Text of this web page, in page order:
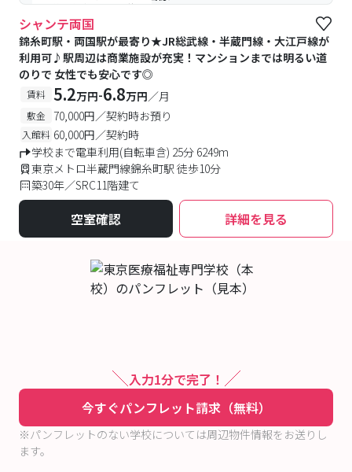
#予約受付中 #空室待ち
シャンテ両国
錦糸町駅・両国駅が最寄り★JR総武線・半蔵門線・大江戸線が
利用可♪駅周辺は商業施設が充実！マンションまでは明るい道
のりで 女性でも安心です◎
賃料 5.2万円-6.8万円／月
敷金 70,000円／契約時お預り
入館料 60,000円／契約時
学校まで電車利用(自転車含) 25分 6249m
東京メトロ半蔵門線錦糸町駅 徒歩10分
築30年／SRC11階建て
空室確認 詳細を見る
入力1分で完了！
今すぐパンフレット請求（無料）
※パンフレットのない学校については周辺物件情報をお送りし
ます。